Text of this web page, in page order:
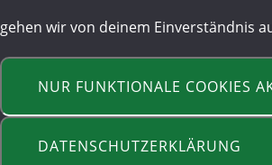
gehen wir von deinem Einverständnis
NUR FUNKTIONALE COOKIES
DATENSCHUTZERKLÄRUNG